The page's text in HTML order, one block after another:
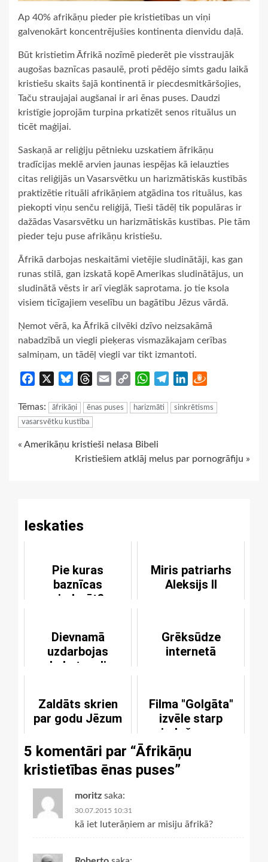
Ap 40% afrikāņu pieder pie kristietības un viņi
galvenokārt koncentrējušies kontinenta dienvidu daļā.
Būt kristietim Āfrikā nozīmē piederēt pie visstraujāk
augošas baznīcas pasaulē, proti pēdējo simts gadu laikā
kristiešu skaits šajā kontinentā ir piecdesmitkāršojies,
Taču straujajai augšanai ir ari ēnas puses. Daudzi
kristīgie joprojām turpina prkatizēt senos rituālus un
ticēt maģijai.
Saskaņā ar reliģiju pētnieku uzskatiem āfrikāņu
tradīcijas meklē arvien jaunas iespējas kā ielauzties
citas reliģijās un Vasarsvētku un harizmātiskās kustībās
praktizētie rituāli afrikāņiem atgādina tos rituālus, kas
piekopti viņu senču reliģijā, Tieši tādēļ tik populāras ir
dažādas Vasarsvētku un harizmātiskās kustības. Pie tām
pieder teju puse afrikāņu kristiešu.
Āfrikā darbojas neskaitāmi vietējie sludinātāji, kas gan
runas stilā, gan izskatā kopē Amerikas sludinātājus, un
sludinātā vēsts ir arī vieglāk saprotama. jo tie ksola
visiem ticīgajiem veselību un bagātību Jēzus vārdā.
Ņemot vērā, ka Āfrikā cilvēki dzīvo neizsakāmā
nabadzībā un viegli pieķeras vismazākajam cerības
salmiņam, un tādēļ viegli var tikt izmantoti.
Facebook BlueskyThreads
Email
Copy
WhatsApp
TelegramLinkedIn
Tēmas: āfrikāņi ēnas puses harizmāti
sinkrētisms
vasarsvētku kustība
Continue
« Amerikāņu kristieši nelasa Bibeli
Kristiešiem atklāj melus par pornogrāfiju »
Ieskaties
Pie kuras
baznīcas
piederēt?
Miris patriarhs
Aleksijs II
Dievnamā
uzdarbojas
kabatzagļi
Grēksūdze
internetā
Zaldāts skrien
par godu Jēzum
Filma "Golgāta"
izvēle starp
piedošanu un
atriebību
5 komentāri par “Āfrikāņu
kristietības ēnas puses”
moritz saka:
30.07.2015 10:31
kā iet luterāņiem ar misiju āfrikā?